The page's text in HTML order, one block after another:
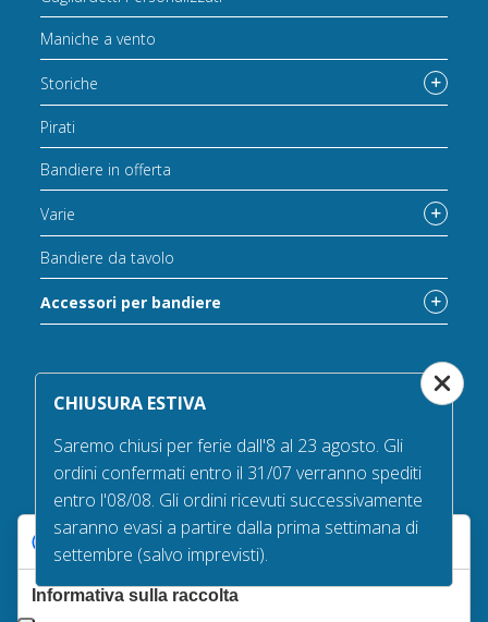
Maniche a vento
Storiche
Pirati
Bandiere in offerta
Varie
Bandiere da tavolo
Accessori per bandiere
Catalogo completo accessori
Accessori per esterno
Accessori bandiere da tavolo
CHIUSURA ESTIVA
Saremo chiusi per ferie dall'8 al 23 agosto. Gli
ordini confermati entro il 31/07 verranno spediti
entro l'08/08. Gli ordini ricevuti successivamente
saranno evasi a partire dalla prima settimana di
settembre (salvo imprevisti).
Le tue preferenze relative alla privacy
Informativa sulla raccolta